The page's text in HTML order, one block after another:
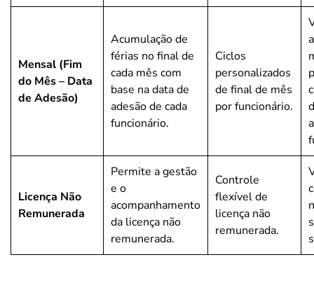
Mensal (Fim
do Mês – Data
de Adesão)
Acumulação de
férias no final de
cada mês com
base na data de
adesão de cada
funcionário.
Ciclos
personalizados
de final de mês
por funcionário.
Licença Não
Remunerada
Permite a gestão
e o
acompanhamento
da licença não
remunerada.
Controle
flexível de
licença não
remunerada.